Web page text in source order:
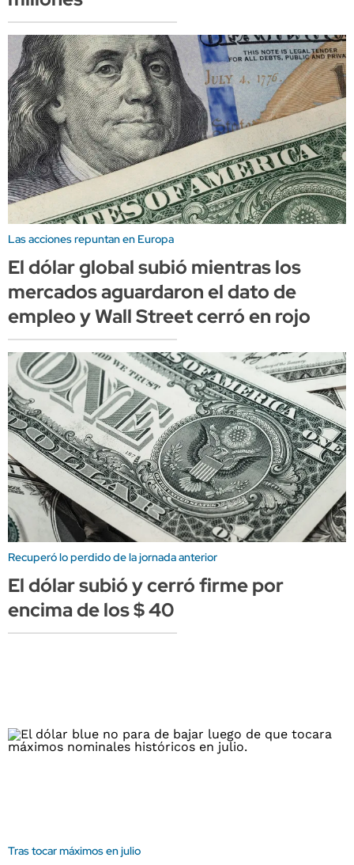
Las acciones repuntan en Europa
El dólar global subió mientras los
mercados aguardaron el dato de
empleo y Wall Street cerró en rojo
Recuperó lo perdido de la jornada anterior
El dólar subió y cerró firme por
encima de los $ 40
Tras tocar máximos en julio